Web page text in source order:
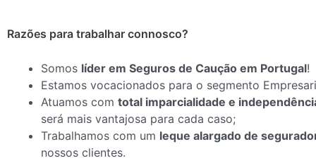
Razões para trabalhar connosco?
Somos líder em Seguros de Caução em Portugal!
Estamos vocacionados para o segmento
Atuamos com total imparcialidade e
será mais vantajosa para cada caso;
Trabalhamos com um leque alargado de
nossos clientes.